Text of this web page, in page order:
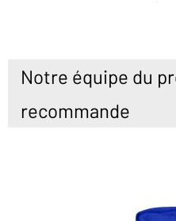
Notre équipe du
recommande